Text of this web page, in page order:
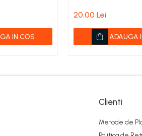
IN COS
20,00 Lei
ADAUGA
Clienti
Metode de